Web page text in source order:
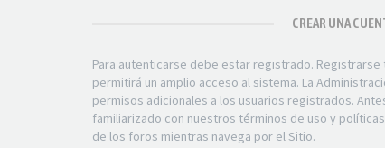
CREAR UNA
Para autenticarse debe estar registrado.
permitirá un amplio acceso al sistema. La
permisos adicionales a los usuarios registrados.
familiarizado con nuestros términos de uso y
de los foros mientras navega por el Sitio.